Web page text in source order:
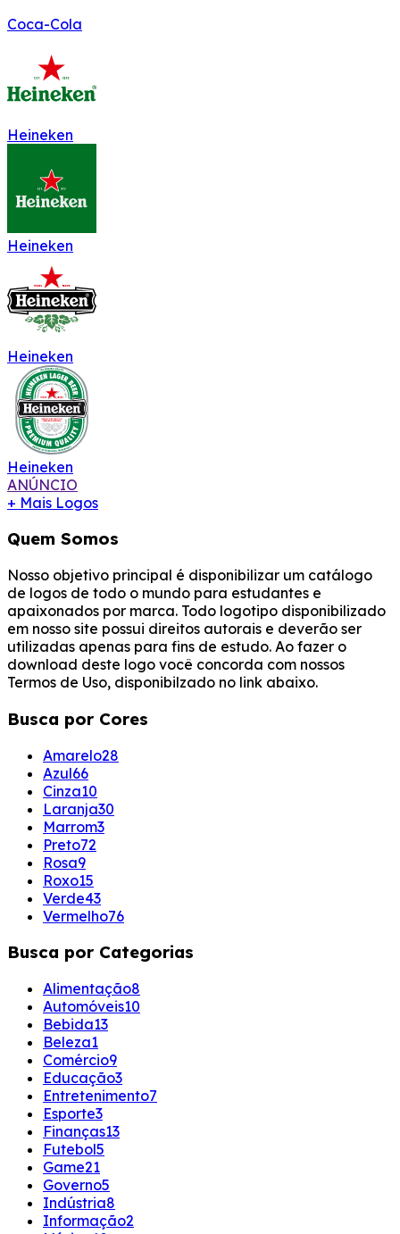
Coca-Cola
Heineken
Heineken
Heineken
Heineken
ANÚNCIO
+ Mais Logos
Quem Somos
Nosso objetivo principal é disponibilizar um catálogo
de logos de todo o mundo para estudantes e
apaixonados por marca. Todo logotipo disponibilizado
em nosso site possui direitos autorais e deverão ser
utilizadas apenas para fins de estudo. Ao fazer o
download deste logo você concorda com nossos
Termos de Uso, disponibilzado no link abaixo.
Busca por Cores
Amarelo28
Azul66
Cinza10
Laranja30
Marrom3
Preto72
Rosa9
Roxo15
Verde43
Vermelho76
Busca por Categorias
Alimentação8
Automóveis10
Bebida13
Beleza1
Comércio9
Educação3
Entretenimento7
Esporte3
Finanças13
Futebol5
Game21
Governo5
Indústria8
Informação2